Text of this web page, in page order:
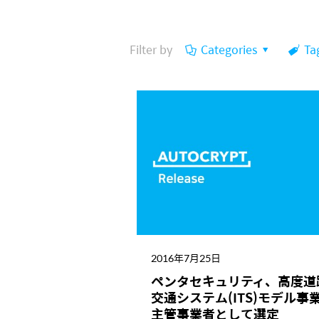
Filter by Categories
2016年7月25日
ペンタセキュリティ、高度
交通システム(ITS)モデル事
主管事業者として選定